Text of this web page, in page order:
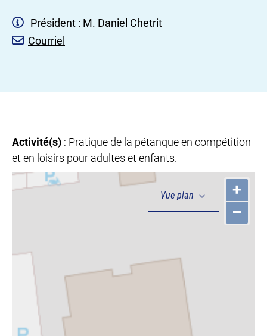
Président : M. Daniel Chetrit
Courriel
Activité(s) : Pratique de la pétanque en compétition
et en loisirs pour adultes et enfants.
+
–